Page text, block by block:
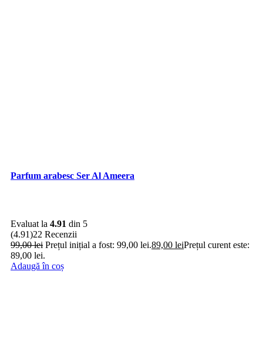
Parfum arabesc Ser Al Ameera
Evaluat la 4.91 din 5
(4.91)22 Recenzii
99,00lei Prețul inițial a fost: 99,00 lei.89,00 leiPrețul curent este:
89,00 lei.
Adaugă în coș